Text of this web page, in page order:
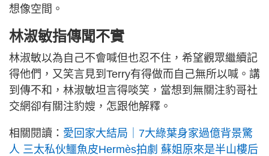
想像空間。
林淑敏指傳聞不實
林淑敏以為自己不會喊但也忍不住，希望觀眾繼續記
得他們，又笑言見到Terry有得做而自己無所以喊。講
到傳不和，林淑敏坦言得啖笑，當想到無關注豹哥社
交網卻有關注豹嫂，怎跟他解釋。
相關閱讀： 愛回家大結局｜7大綠葉身家過億背景驚
人 三太私伙鱷魚皮Hermès拍劇 蘇姐原來是半山樓后